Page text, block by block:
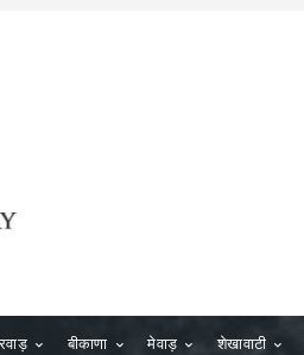
बीकाणा मेवाड़ शेखावाटी